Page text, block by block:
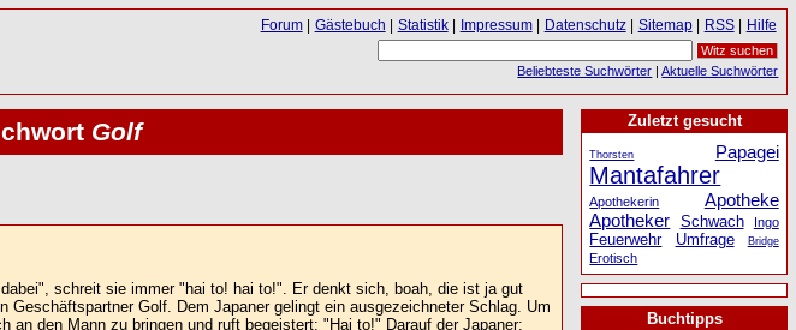
Golf
schreit sie immer "hai to! hai to!". Er denkt sich, boah, die ist ja gut
Golf. Dem Japaner gelingt ein ausgezeichneter Schlag. Um
den Mann zu bringen und ruft begeistert: "Hai to!" Darauf der Japaner:
Forum| Gästebuch | Statistik| Impressum| Datenschutz| Sitemap| RSS| Hilfe
Beliebteste Suchwörter |Aktuelle Suchwörter
Zuletzt gesucht
Thorsten Papagei
Mantafahrer
Apothekerin
Apotheke
Apotheker Schwach Ingo
Feuerwehr Umfrage Bridge
Erotisch
Buchtipps